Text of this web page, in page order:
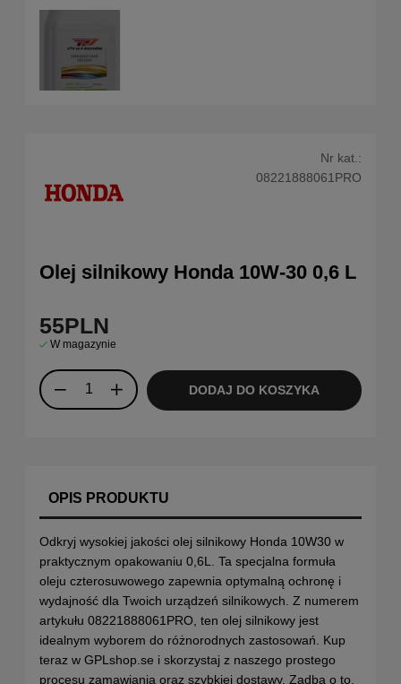
Nr kat.:
08221888061PRO
Olej silnikowy Honda 10W-30 0,6 L
55PLN
W magazynie
DODAJ DO KOSZYKA
OPIS PRODUKTU
Odkryj wysokiej jakości olej silnikowy Honda 10W30 w
praktycznym opakowaniu 0,6L. Ta specjalna formuła
oleju czterosuwowego zapewnia optymalną ochronę i
wydajność dla Twoich urządzeń silnikowych. Z numerem
artykułu 08221888061PRO, ten olej silnikowy jest
idealnym wyborem do różnorodnych zastosowań. Kup
teraz w GPLshop.se i skorzystaj z naszego prostego
procesu zamawiania oraz szybkiej dostawy. Zadba o to,